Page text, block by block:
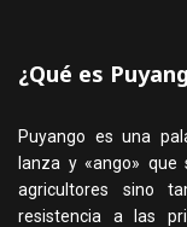
¿Qué es
Puyango es una
lanza y «ango»
agricultores sino
resistencia a las